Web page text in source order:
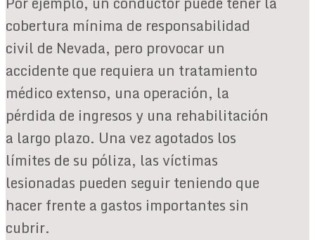
cobertura mínima de responsabilidad
civil de Nevada, pero provocar un
accidente que requiera un tratamiento
médico extenso, una operación, la
pérdida de ingresos y una rehabilitación
a largo plazo. Una vez agotados los
límites de su póliza, las víctimas
lesionadas pueden seguir teniendo que
hacer frente a gastos importantes sin
cubrir.